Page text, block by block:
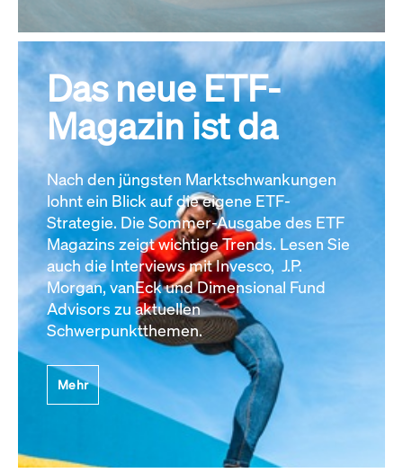
Alle Events
Das neue ETF-
Magazin ist da
Nach den jüngsten Marktschwankungen
lohnt ein Blick auf die eigene ETF-
Strategie. Die Sommer-Ausgabe des ETF
Magazins zeigt wichtige Trends. Lesen Sie
auch die Interviews mit Invesco, J.P.
Morgan, vanEck und Dimensional Fund
Advisors zu aktuellen
Schwerpunktthemen.
Mehr